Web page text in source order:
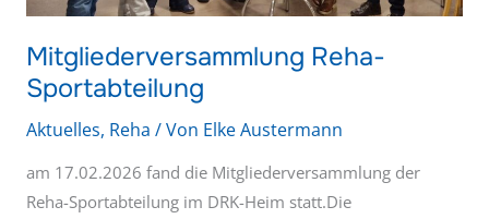
Mitgliederversammlung Reha-
Sportabteilung
Aktuelles, Reha / Von Elke Austermann
am 17.02.2026 fand die Mitgliederversammlung der
Reha-Sportabteilung im DRK-Heim statt.Die